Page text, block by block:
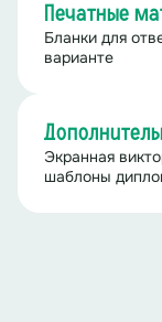
Печатные
Бланки для
варианте
Экранная
шаблоны